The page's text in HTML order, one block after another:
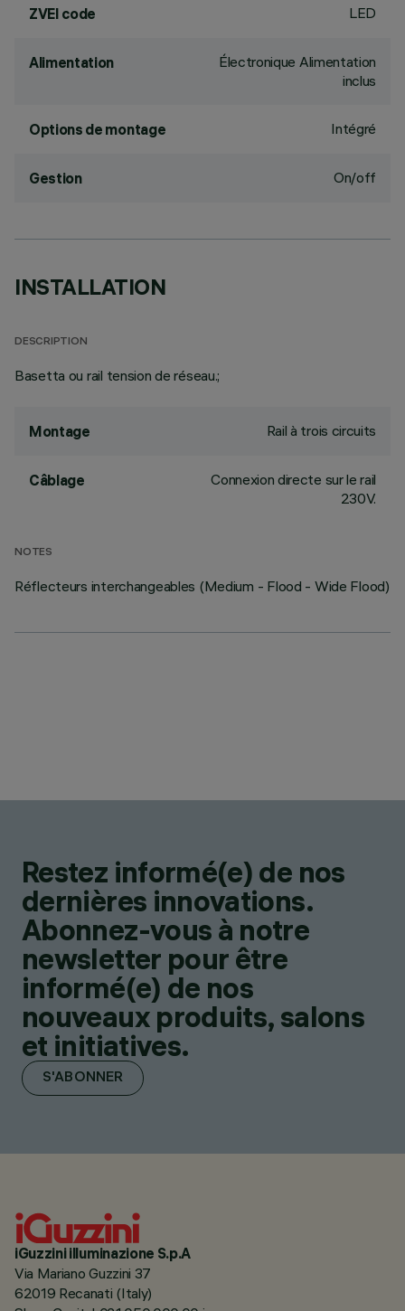
ZVEI code LED
Alimentation
Électronique Alimentation
inclus
Options de montage Intégré
Gestion On/off
INSTALLATION
DESCRIPTION
Basetta ou rail tension de réseau.;
Montage Rail à trois circuits
Câblage
Connexion directe sur le rail
230V.
NOTES
Réflecteurs interchangeables (Medium - Flood - Wide Flood)
Restez informé(e) de nos
dernières innovations.
Abonnez-vous à notre
newsletter pour être
informé(e) de nos
nouveaux produits, salons
et initiatives.
S'ABONNER
iGuzzini illuminazione S.p.A
Via Mariano Guzzini 37
62019 Recanati (Italy)